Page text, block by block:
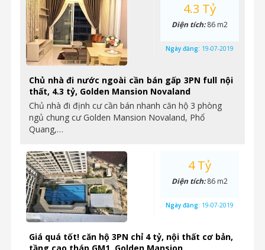
Chủ nhà đi nước ngoài cần bán gấp 3PN full nội
thất, 4.3 tỷ, Golden Mansion Novaland
Chủ nhà đi định cư cần bán nhanh căn hộ 3 phòng
ngủ chung cư Golden Mansion Novaland, Phổ
Quang,…
4.3 Tỷ
Diện tích:86 m2
Ngày đăng: 19-07-2019
Giá quá tốt! căn hộ 3PN chỉ 4 tỷ, nội thất cơ bản,
4 Tỷ
Diện tích:86 m2
Ngày đăng: 19-07-2019